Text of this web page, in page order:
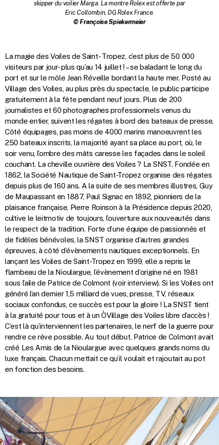
skipper du voilier Marga. La montre Rolex est offerte par
Eric Collombin, DG Rolex France.
© Françoise Spiekermeier
La magie des Voiles de Saint- Tropez, c’est plus de 50 000
visiteurs par jour- plus qu’au 14 juillet ! – se baladant le long du
port et sur le môle Jean Réveille bordant la haute mer. Posté au
Village des Voiles, au plus près du spectacle, le public participe
gratuitement à la fête pendant neuf jours. Plus de 200
journalistes et 60 photographes professionnels venus du
monde entier, suivent les régates à bord des bateaux de presse.
Côté équipages, pas moins de 4000 marins manoeuvrent les
250 bateaux inscrits, la majorité ayant sa place au port, où, le
soir venu, l’ombre des mâts caresse les façades dans le soleil
couchant. La cheville ouvrière des Voiles ? La SNST. Fondée en
1862, la Société Nautique de Saint-Tropez organise des régates
depuis plus de 160 ans. A la suite de ses membres illustres, Guy
de Maupassant en 1887, Paul Signac en 1892, pionniers de la
plaisance française, Pierre Roinson à la Présidence depuis 2020,
cultive le leitmotiv de toujours, l’ouverture aux nouveautés dans
le respect de la tradition. Forte d’une équipe de passionnés et
de fidèles bénévoles, la SNST organise d’autres grandes
épreuves, à côté d’évènements nautiques exceptionnels. En
lançant les Voiles de Saint-Tropez en 1999, elle a repris le
flambeau de la Nioulargue, l’évènement d’origine né en 1981
sous l’aile de Patrice de Colmont (voir interview). Si les Voiles ont
généré l’an dernier 1,5 milliard de vues, presse, TV, réseaux
sociaux confondus, ce succès est pour la gloire ! La SNST tient
à la gratuité pour tous et à un ÒVillage des Voiles libre d’accès !
C’est là qu’interviennent les partenaires, le nerf de la guerre pour
rendre ce rêve possible. Au tout début, Patrice de Colmont avait
créé Les Amis de la Nioulargue avec quelques grands noms du
luxe français. Chacun mettait ce qu’il voulait et rajoutait au pot
en fonction des besoins.